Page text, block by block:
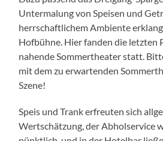
Untermalung von Speisen und
herrschaftlichem Ambiente
Hofbühne. Hier fanden die letzten
nahende Sommertheater statt.
mit dem zu erwartenden
Szene!
Speis und Trank erfreuten sich
Wertschätzung, der Abholservice